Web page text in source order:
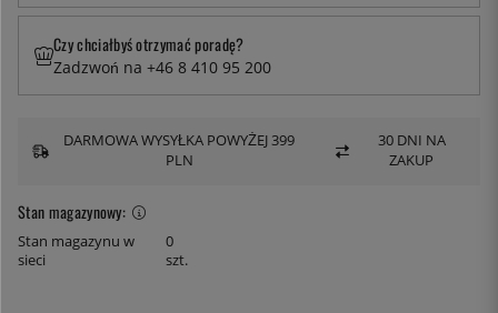
Stan magazynowy:
Stan magazynu w
sieci
0
szt.
Czy chciałbyś otrzymać poradę?
Zadzwoń na +46 8 410 95 200
DARMOWA WYSYŁKA POWYŻEJ 399
PLN
30 DNI NA
ZAKUP